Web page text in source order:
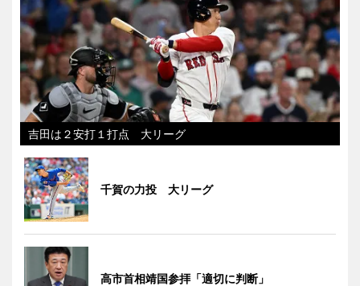
吉田は２安打１打点 大リーグ
千賀の力投 大リーグ
高市首相靖国参拝「適切に判断」